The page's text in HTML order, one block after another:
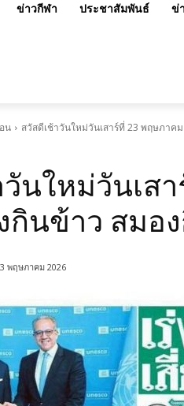
ข่าวกีฬา ประชาสัมพันธ์ ข่
น สวัสดีเช้าวันใหม่วันเสาร์ที่ 23 พฤษภาค
นใหม่วันเส
กินข้าว สมอ
พฤษภาคม 2026